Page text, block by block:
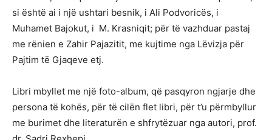
si është ai i një ushtari besnik, i Ali Podvoricës, i
Muhamet Bajokut, i M. Krasniqit; për të vazhduar pastaj
me rënien e Zahir Pajazitit, me kujtime nga Lëvizja për
Pajtim të Gjaqeve etj.
Libri mbyllet me një foto-album, që pasqyron ngjarje dhe
persona të kohës, për të cilën flet libri, për t’u përmbyllur
me burimet dhe literaturën e shfrytëzuar nga autori, prof.